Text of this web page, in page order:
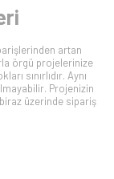
artan
örgü projelerinize
sınırlıdır. Aynı
Projenizin
üzerinde sipariş